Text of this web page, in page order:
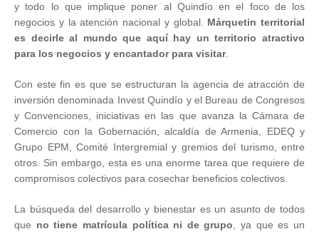
y todo lo que implique poner al Quindío en el foco de los
negocios y la atención nacional y global. Márquetin territorial
es decirle al mundo que aquí hay un territorio atractivo
para los negocios y encantador para visitar.
Con este fin es que se estructuran la agencia de atracción de
inversión denominada Invest Quindío y el Bureau de Congresos
y Convenciones, iniciativas en las que avanza la Cámara de
Comercio con la Gobernación, alcaldía de Armenia, EDEQ y
Grupo EPM, Comité Intergremial y gremios del turismo, entre
otros. Sin embargo, esta es una enorme tarea que requiere de
compromisos colectivos para cosechar beneficios colectivos.
La búsqueda del desarrollo y bienestar es un asunto de todos
que no tiene matrícula política ni de grupo , ya que es un